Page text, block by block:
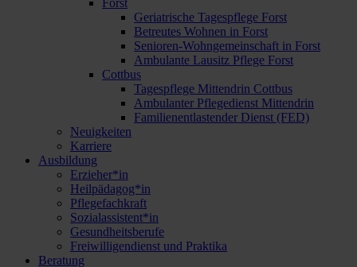
Geriatrische Tagespflege Forst
Betreutes Wohnen in Forst
Senioren-Wohngemeinschaft in Forst
Ambulante Lausitz Pflege Forst
Cottbus
Tagespflege Mittendrin Cottbus
Ambulanter Pflegedienst Mittendrin
Familienentlastender Dienst (FED)
Neuigkeiten
Karriere
Ausbildung
Erzieher*in
Heilpädagog*in
Pflegefachkraft
Sozialassistent*in
Gesundheitsberufe
Freiwilligendienst und Praktika
Beratung